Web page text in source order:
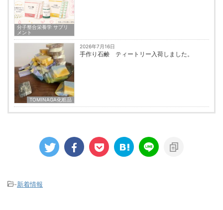
分子整合栄養学 サプリ
メント
TOMINAGA化粧品
2026年7月16日
手作り石鹸 ティートリー入荷しました。
-新着情報